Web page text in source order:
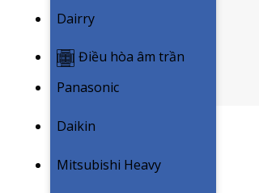
Dairry
Điều hòa âm trần
Panasonic
Daikin
Mitsubishi Heavy